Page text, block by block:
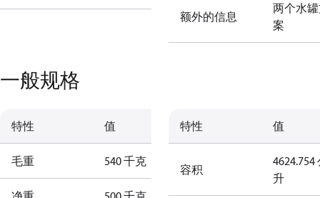
额外的信息
两个水
案
一般规格
特性 值
毛重 540 千克
特性 值
容积
4624.754
升